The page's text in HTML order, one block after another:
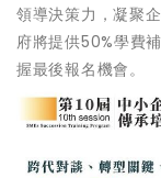
領導決策力，凝聚
府將提供50%學費
握最後報名機會。